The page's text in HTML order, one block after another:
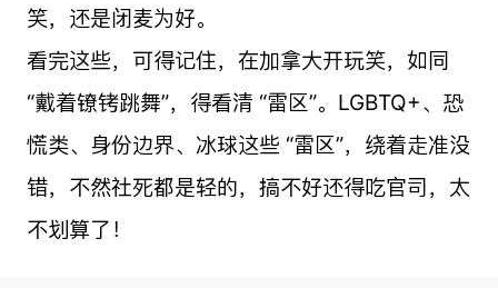
笑，还是闭麦为好。
看完这些，可得记住，在加拿大开玩笑，如同
“戴着镣铐跳舞”，得看清 “雷区”。LGBTQ+、恐
慌类、身份边界、冰球这些 “雷区”，绕着走准没
错，不然社死都是轻的，搞不好还得吃官司，太
不划算了！